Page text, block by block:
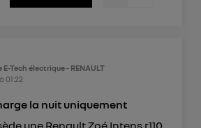
E-Tech électrique - RENAULT
à 01:22
la nuit uniquement
une Renault Zoé Intens r110